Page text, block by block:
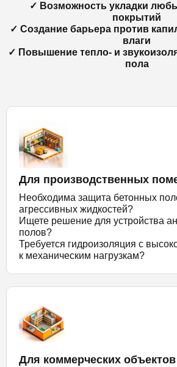
✓ Возможность укладки
покрытий
✓ Создание барьера против
влаги
✓ Повышение тепло- и
пола
Для производственных
Необходима защита бетонных
агрессивных жидкостей?
Ищете решение для устройства
полов?
Требуется гидроизоляция с
к механическим нагрузкам?
Для коммерческих объектов